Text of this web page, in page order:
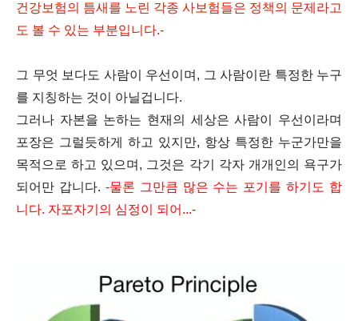
건강보험의 틈새를 노린 각종 사보험들은 정책의 문제라고
도 볼 수 있는 부분입니다.-
그 무엇 보다도 사람이 우선이며, 그 사람이란 특정한 누구
를 지칭하는 것이 아닐겁니다.
그러나 자본을 논하는 현재의 세상은사람이 우선이라며
포장은 그럴듯하게 하고 있지만, 항상 특정한 누군가만을
목적으로 하고 있으며, 그것은 각기 각자 개개인의 욕구가
되어만 갑니다. -물론 그만큼 많은 수는 포기를 하기도 합
니다. 자포자기의 심정이 되어...-